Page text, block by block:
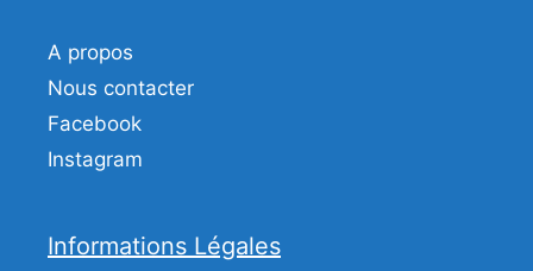
A propos
Nous contacter
Facebook
Instagram
Informations Légales